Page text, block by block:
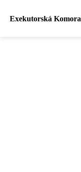
Exekutorská Komora